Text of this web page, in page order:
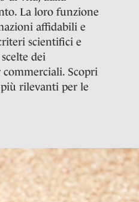
La loro funzione
affidabili e
scientifici e
dei
Scopri
rilevanti per le